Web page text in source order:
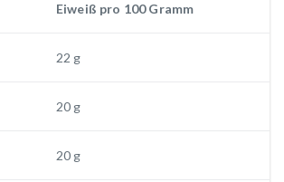
Eiweiß pro 100 Gramm
22 g
20 g
20 g